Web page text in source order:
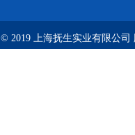
© 2019 上海抚生实业有限公司